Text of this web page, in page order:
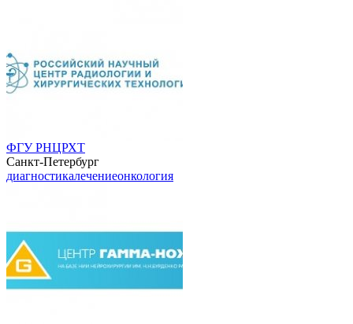
ФГУ РНЦРХТ
Санкт-Петербург
диагностикалечениеонкология